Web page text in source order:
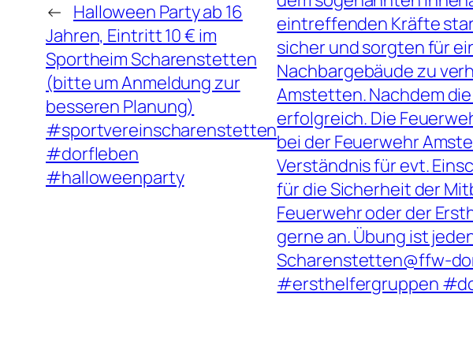
← Halloween Party ab 16
Jahren, Eintritt 10 € im
Sportheim Scharenstetten
(bitte um Anmeldung zur
besseren Planung)
#sportvereinscharenstetten
#dorfleben
#halloweenparty
eintreffenden Kräfte
sicher und sorgten für
Nachbargebäude zu
Amstetten. Nachdem
erfolgreich. Die
bei der Feuerwehr
Verständnis für evt.
für die Sicherheit der
Feuerwehr oder der
gerne an. Übung ist
Scharenstetten@ffw-
#ersthelfergruppen